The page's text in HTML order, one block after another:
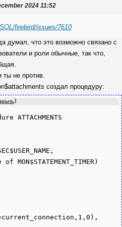
2024 11:52
firebird/issues/7610
думал, что это возможно связано с
и роли обычные, так что,
не против.
создал процедуру:
]